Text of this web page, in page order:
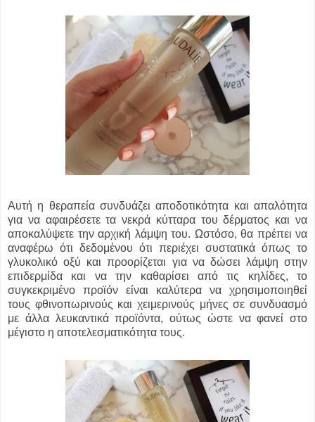
Αυτή η θεραπεία συνδυάζει αποδοτικότητα και απαλότητα
για να αφαιρέσετε τα νεκρά κύτταρα του δέρματος και να
αποκαλύψετε την αρχική λάμψη του. Ωστόσο, θα πρέπει να
αναφέρω ότι δεδομένου ότι περιέχει συστατικά όπως το
γλυκολικό οξύ και προορίζεται για να δώσει λάμψη στην
επιδερμίδα και να την καθαρίσει από τις κηλίδες, το
συγκεκριμένο προϊόν είναι καλύτερα να χρησιμοποιηθεί
τους φθινοπωρινούς και χειμερινούς μήνες σε συνδυασμό
με άλλα λευκαντικά προϊόντα, ούτως ώστε να φανεί στο
μέγιστο η αποτελεσματικότητα τους.